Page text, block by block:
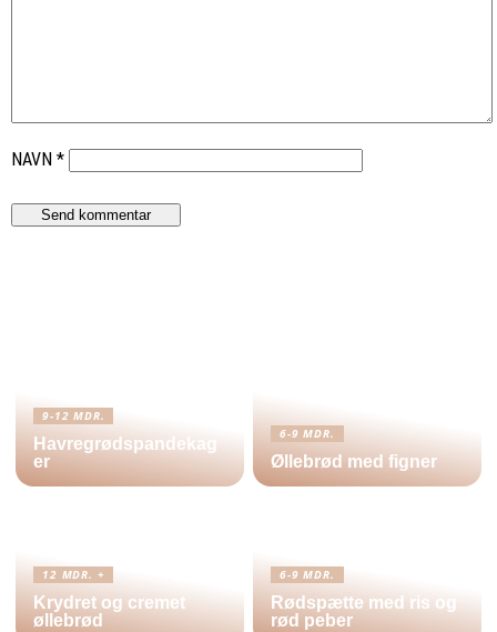
NAVN *
9-12 MDR.
Havregrødspandekag
er
6-9 MDR.
Øllebrød med figner
12 MDR. +
Krydret og cremet
øllebrød
6-9 MDR.
Rødspætte med ris og
rød peber